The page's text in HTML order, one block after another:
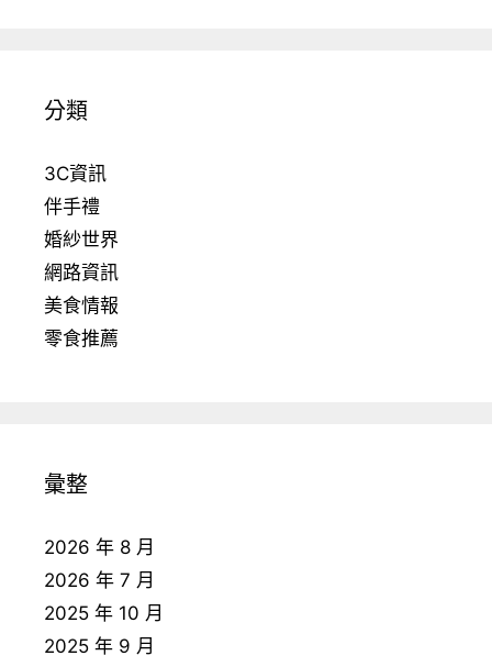
分類
3C資訊
伴手禮
婚紗世界
網路資訊
美食情報
零食推薦
彙整
2026 年 8 月
2026 年 7 月
2025 年 10 月
2025 年 9 月